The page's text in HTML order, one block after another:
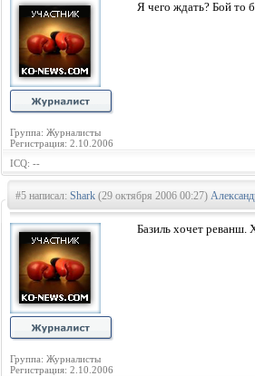
Группа: Журналисты
Регистрация: 2.10.2006
Я чего ждать? Бой то
ICQ: --
#5 написал: Shark (29 октября 2006 00:27)
Группа: Журналисты
Регистрация: 2.10.2006
Базиль хочет реванш.